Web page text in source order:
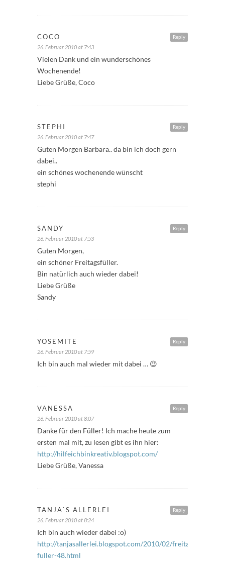
Reply
COCO
26. Februar 2010 at 7:43
Vielen Dank und ein wunderschönes
Wochenende!
Liebe Grüße, Coco
Reply
STEPHI
26. Februar 2010 at 7:47
Guten Morgen Barbara.. da bin ich doch gern
dabei..
ein schönes wochenende wünscht
stephi
Reply
SANDY
26. Februar 2010 at 7:53
Guten Morgen,
ein schöner Freitagsfüller.
Bin natürlich auch wieder dabei!
Liebe Grüße
Sandy
Reply
YOSEMITE
26. Februar 2010 at 7:59
Ich bin auch mal wieder mit dabei … 😉
Reply
VANESSA
26. Februar 2010 at 8:07
Danke für den Füller! Ich mache heute zum
ersten mal mit, zu lesen gibt es ihn hier:
http://hilfeichbinkreativ.blogspot.com/
Liebe Grüße, Vanessa
Reply
TANJA`S ALLERLEI
26. Februar 2010 at 8:24
Ich bin auch wieder dabei :o)
http://tanjasallerlei.blogspot.com/2010/02/freitags-
fuller-48.html